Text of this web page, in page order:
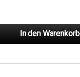
In den Warenkorb